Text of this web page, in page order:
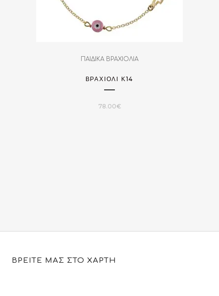
ΠΑΙΔΙΚΑ ΒΡΑΧΙΟΛΙΑ
ΒΡΑΧΙΌΛΙ Κ14
78.00€
ΒΡΕΙΤΕ ΜΑΣ ΣΤΟ ΧΑΡΤΗ